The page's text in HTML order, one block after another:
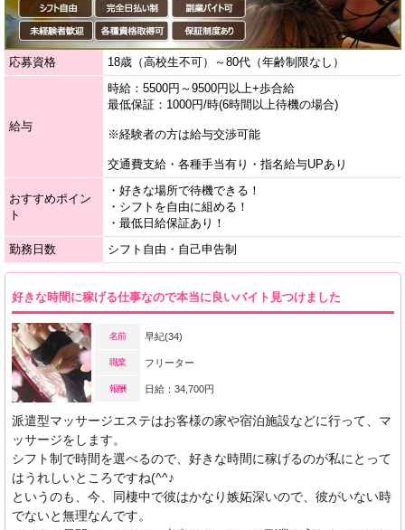
応募資格 18歳（高校生不可）～80代（年齢制限なし）
給与
時給：5500円～9500円以上+歩合給
最低保証：1000円/時(6時間以上待機の場合)
※経験者の方は給与交渉可能
交通費支給・各種手当有り・指名給与UPあり
おすすめポイン
ト
・好きな場所で待機できる！
・シフトを自由に組める！
・最低日給保証あり！
勤務日数
シフト自由・自己申告制
好きな時間に稼げる仕事なので本当に良いバイト見つけました
名前 早紀(34)
職業 フリーター
報酬 日給：34,700円
派遣型マッサージエステはお客様の家や宿泊施設などに行って、マ
ッサージをします。
シフト制で時間を選べるので、好きな時間に稼げるのが私にとって
はうれしいところですね(^^♪
というのも、今、同棲中で彼はかなり嫉妬深いので、彼がいない時
でないと無理なんです。